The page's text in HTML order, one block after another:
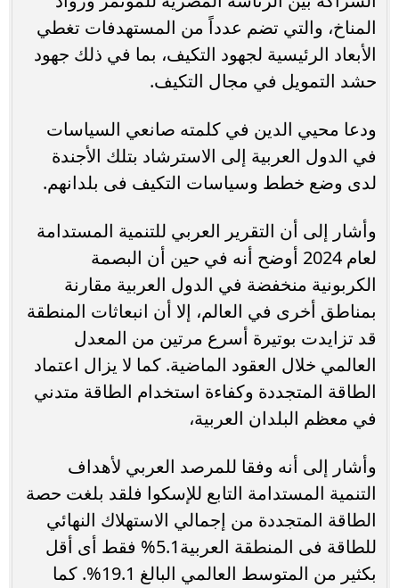
المناخ، والتي تضم عدداً من المستهدفات تغطي
الأبعاد الرئيسية لجهود التكيف، بما في ذلك جهود
حشد التمويل في مجال التكيف.
ودعا محيي الدين في كلمته صانعي السياسات
في الدول العربية إلى الاسترشاد بتلك الأجندة
لدى وضع خطط وسياسات التكيف فى بلدانهم.
وأشار إلى أن التقرير العربي للتنمية المستدامة
لعام 2024 أوضح أنه في حين أن البصمة
الكربونية منخفضة في الدول العربية مقارنة
بمناطق أخرى في العالم، إلا أن انبعاثات المنطقة
قد تزايدت بوتيرة أسرع مرتين من المعدل
العالمي خلال العقود الماضية. كما لا يزال اعتماد
الطاقة المتجددة وكفاءة استخدام الطاقة متدني
في معظم البلدان العربية،
وأشار إلى أنه وفقا للمرصد العربي لأهداف
التنمية المستدامة التابع للإسكوا فلقد بلغت حصة
الطاقة المتجددة من إجمالي الاستهلاك النهائي
للطاقة فى المنطقة العربية5.1% فقط أى أقل
بكثير من المتوسط العالمي البالغ 19.1%. كما